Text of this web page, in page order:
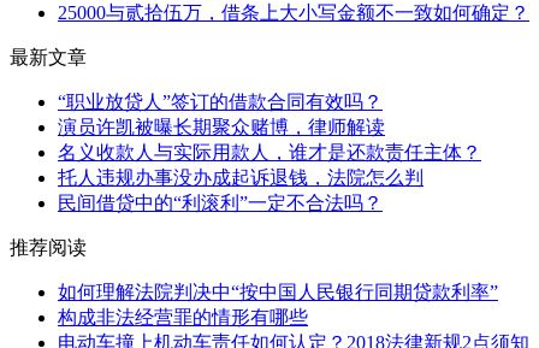
25000与贰拾伍万，借条上大小写金额不一致如何确定？
最新文章
“职业放贷人”签订的借款合同有效吗？
演员许凯被曝长期聚众赌博，律师解读
名义收款人与实际用款人，谁才是还款责任主体？
托人违规办事没办成起诉退钱，法院怎么判
民间借贷中的“利滚利”一定不合法吗？
推荐阅读
如何理解法院判决中“按中国人民银行同期贷款利率”
构成非法经营罪的情形有哪些
电动车撞上机动车责任如何认定？2018法律新规2点须知